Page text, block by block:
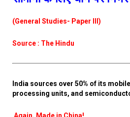
(General Studies- Paper III)
Source : The Hindu
India sources over 50% of its
processing units, and